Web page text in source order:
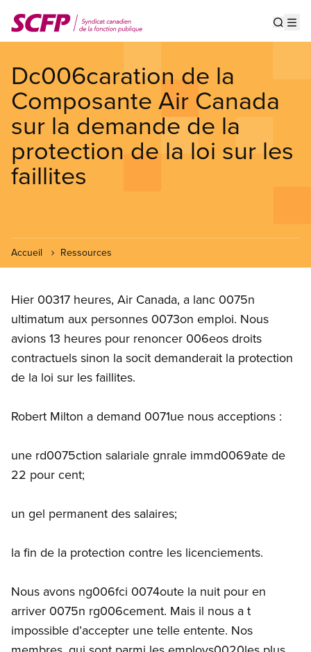
au
contenu
Dc006caration de la
Composante Air Canada
sur la demande de la
protection de la loi sur les
faillites
Accueil Ressources
Hier 00317 heures, Air Canada, a lanc 0075n
ultimatum aux personnes 0073on emploi. Nous
avions 13 heures pour renoncer 006eos droits
contractuels sinon la socit demanderait la protection
de la loi sur les faillites.
Robert Milton a demand 0071ue nous acceptions :
une rd0075ction salariale gnrale immd0069ate de
22 pour cent;
un gel permanent des salaires;
la fin de la protection contre les licenciements.
Nous avons ng006fci 0074oute la nuit pour en
arriver 0075n rg006cement. Mais il nous a t
impossible d’accepter une telle entente. Nos